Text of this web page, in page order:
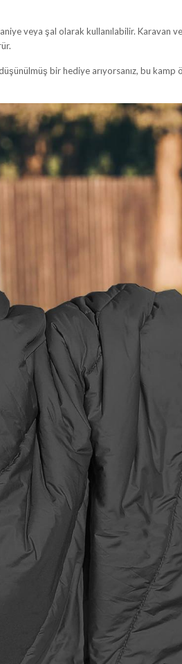
veya şal olarak kullanılabilir. Karavan
bir hediye arıyorsanız, bu